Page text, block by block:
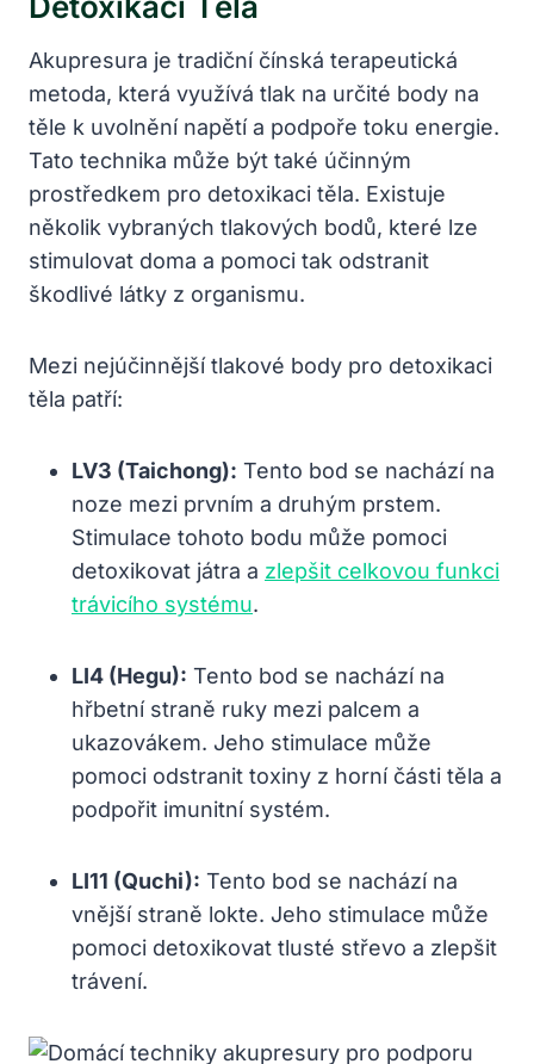
Akupresura je tradiční čínská terapeutická
metoda, která využívá tlak na určité body na
těle k uvolnění napětí a podpoře toku energie.
Tato technika může být také účinným
prostředkem pro detoxikaci těla. Existuje
několik vybraných tlakových bodů, které lze
stimulovat doma a pomoci tak odstranit
škodlivé látky z organismu.
Mezi nejúčinnější tlakové body pro detoxikaci
těla patří:
LV3 (Taichong): Tento bod se nachází na
noze mezi prvním a druhým prstem.
Stimulace tohoto bodu může pomoci
detoxikovat játra a zlepšit celkovou funkci
trávicího systému.
LI4 (Hegu): Tento bod se nachází na
hřbetní straně ruky mezi palcem a
ukazovákem. Jeho stimulace může
pomoci odstranit toxiny z horní části těla a
podpořit imunitní systém.
LI11 (Quchi): Tento bod se nachází na
vnější straně lokte. Jeho stimulace může
pomoci detoxikovat tlusté střevo a zlepšit
trávení.